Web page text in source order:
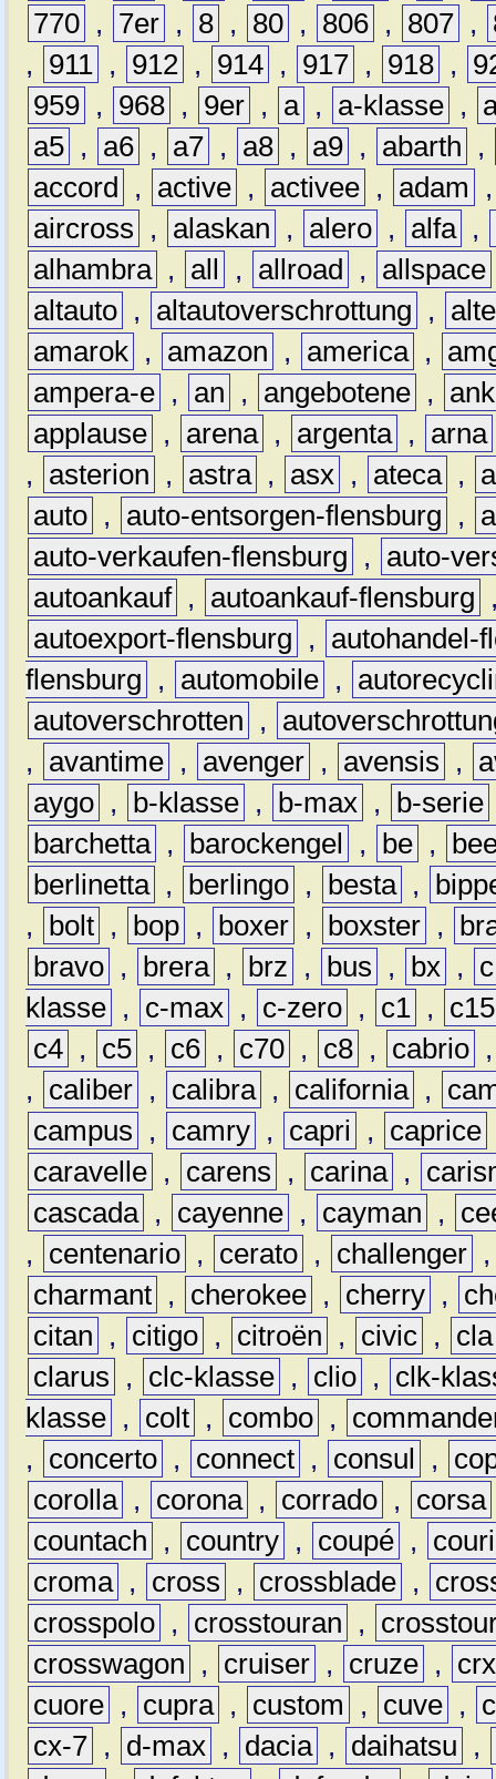
770 , 7er , 8 , 80 , 806 , 807 ,
,
911 , 912 , 914 , 917 , 918 ,
959 , 968 , 9er , a , a-klasse ,
a5 , a6 , a7 , a8 , a9 , abarth
,
accord
, active , activee , adam
aircross
, alaskan , alero , alfa ,
alhambra , all , allroad , allspace
altauto , altautoverschrottung ,
amarok , amazon , america ,
ampera-e , an , angebotene ,
applause , arena , argenta , arna
,
asterion , astra , asx , ateca ,
auto , auto-entsorgen-flensburg ,
auto-verkaufen-flensburg
,
auto-
autoankauf , autoankauf-flensburg
autoexport-flensburg
,
autohandel-
flensburg
, automobile ,
autoverschrotten
,
,
avantime , avenger , avensis ,
aygo , b-klasse , b-max , b-serie
barchetta , barockengel , be ,
berlinetta , berlingo , besta ,
,
bolt , bop , boxer , boxster ,
bravo , brera , brz , bus , bx ,
c
klasse , c-max , c-zero , c1 ,
c15
c4 , c5 , c6 , c70 , c8 , cabrio
,
caliber , calibra , california ,
campus
, camry , capri , caprice
caravelle , carens , carina ,
cascada , cayenne , cayman ,
,
centenario , cerato , challenger
charmant , cherokee , cherry ,
citan
, citigo , citroën , civic ,
cla
clarus
, clc-klasse , clio ,
clk-
klasse , colt , combo ,
,
concerto , connect , consul ,
corolla , corona , corrado , corsa
countach
, country , coupé ,
croma , cross , crossblade ,
crosspolo , crosstouran ,
crosswagon
, cruiser , cruze ,
crx
cuore , cupra , custom , cuve ,
cx-7 , d-max , dacia , daihatsu
,